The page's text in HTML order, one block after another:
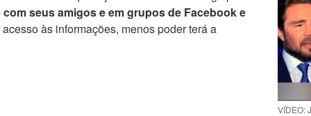
seus amigos e em grupos de Facebook e
às informações, menos poder terá a
VÍDEO: